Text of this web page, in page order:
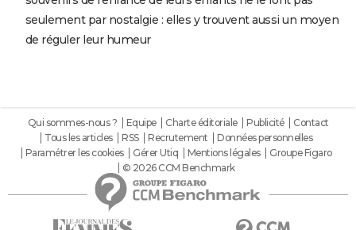
seulement par nostalgie : elles y trouvent aussi un moyen
de réguler leur humeur
Qui sommes-nous ? Equipe Charte éditoriale Publicité
Contact
Tous les articles
RSS Recrutement
Données personnelles
Paramétrer les cookies
Gérer Utiq Mentions légales
Groupe Figaro
© 2026 CCM Benchmark